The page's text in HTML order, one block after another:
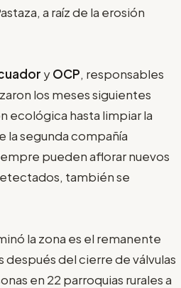
a raíz de la erosión
yOCP, responsables
los meses siguientes
ecológica hasta limpiar la
la segunda compañía
pueden aflorar nuevos
también se
la zona es el remanente
después del cierre de válvulas
en 22 parroquias rurales a